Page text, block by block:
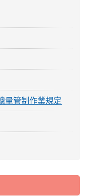
量管制作業規定